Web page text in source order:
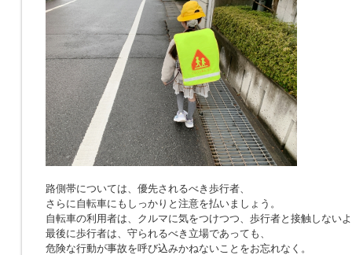
路側帯については、優先されるべき歩行者、
さらに自転車にもしっかりと注意を払いましょう。
自転車の利用者は、クルマに気をつけつつ、歩行者と接触しない
最後に歩行者は、守られるべき立場であっても、
危険な行動が事故を呼び込みかねないことをお忘れなく。